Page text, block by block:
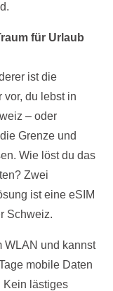
für Urlaub
ist die
vor, du lebst in
– oder
Grenze und
Wie löst du das
Zwei
ist eine eSIM
Schweiz.
WLAN und kannst
mobile Daten
Kein lästiges